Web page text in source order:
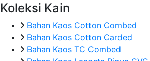
Koleksi Kain
Bahan Kaos Cotton Combed
Bahan Kaos Cotton Carded
Bahan Kaos TC Combed